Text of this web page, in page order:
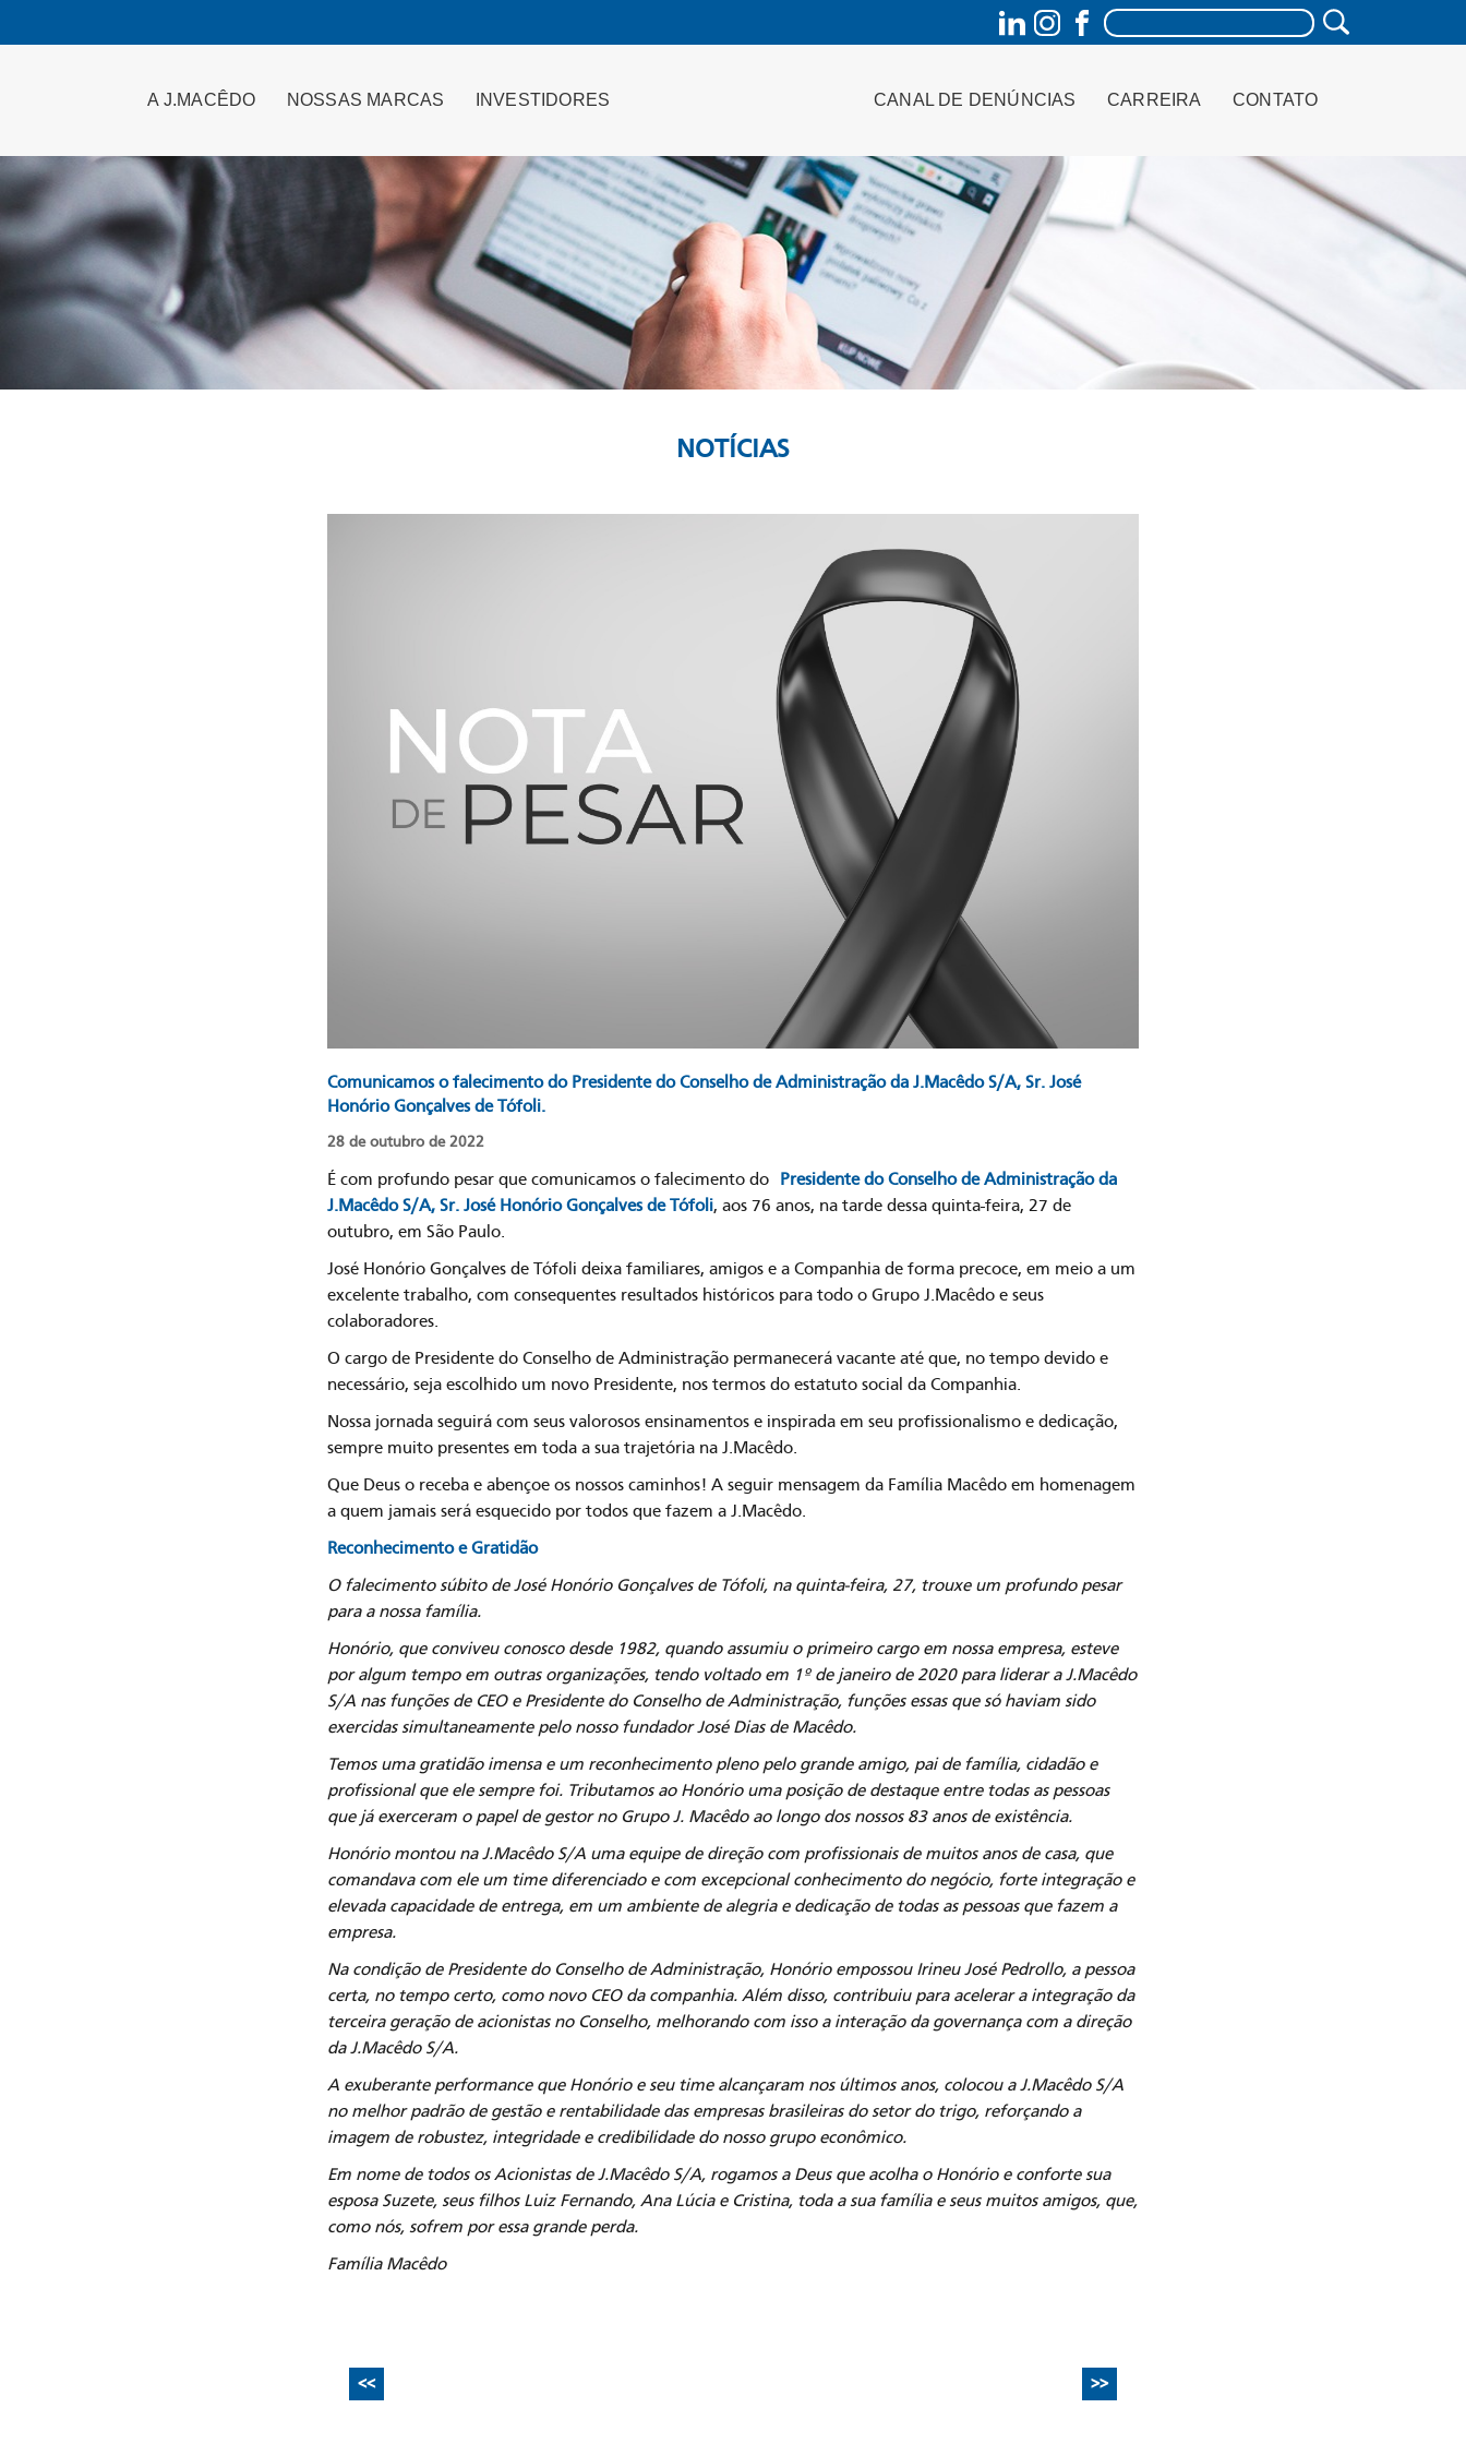
A J.MACÊDO NOSSAS MARCAS INVESTIDORES CANAL DE DENÚNCIAS CARREIRA CONTATO
NOTÍCIAS
Comunicamos o falecimento do Presidente do Conselho de Administração da J.Macêdo S/A, Sr. José
Honório Gonçalves de Tófoli.
28 de outubro de 2022
É com profundo pesar que comunicamos o falecimento do Presidente do Conselho de Administração da
J.Macêdo S/A, Sr. José Honório Gonçalves de Tófoli, aos 76 anos, na tarde dessa quinta-feira, 27 de
outubro, em São Paulo.
José Honório Gonçalves de Tófoli deixa familiares, amigos e a Companhia de forma precoce, em meio a um
excelente trabalho, com consequentes resultados históricos para todo o Grupo J.Macêdo e seus
colaboradores.
O cargo de Presidente do Conselho de Administração permanecerá vacante até que, no tempo devido e
necessário, seja escolhido um novo Presidente, nos termos do estatuto social da Companhia.
Nossa jornada seguirá com seus valorosos ensinamentos e inspirada em seu profissionalismo e dedicação,
sempre muito presentes em toda a sua trajetória na J.Macêdo.
Que Deus o receba e abençoe os nossos caminhos! A seguir mensagem da Família Macêdo em homenagem
a quem jamais será esquecido por todos que fazem a J.Macêdo.
Reconhecimento e Gratidão
O falecimento súbito de José Honório Gonçalves de Tófoli, na quinta-feira, 27, trouxe um profundo pesar
para a nossa família.
Honório, que conviveu conosco desde 1982, quando assumiu o primeiro cargo em nossa empresa, esteve
por algum tempo em outras organizações, tendo voltado em 1º de janeiro de 2020 para liderar a J.Macêdo
S/A nas funções de CEO e Presidente do Conselho de Administração, funções essas que só haviam sido
exercidas simultaneamente pelo nosso fundador José Dias de Macêdo.
Temos uma gratidão imensa e um reconhecimento pleno pelo grande amigo, pai de família, cidadão e
profissional que ele sempre foi. Tributamos ao Honório uma posição de destaque entre todas as pessoas
que já exerceram o papel de gestor no Grupo J. Macêdo ao longo dos nossos 83 anos de existência.
Honório montou na J.Macêdo S/A uma equipe de direção com profissionais de muitos anos de casa, que
comandava com ele um time diferenciado e com excepcional conhecimento do negócio, forte integração e
elevada capacidade de entrega, em um ambiente de alegria e dedicação de todas as pessoas que fazem a
empresa.
Na condição de Presidente do Conselho de Administração, Honório empossou Irineu José Pedrollo, a pessoa
certa, no tempo certo, como novo CEO da companhia. Além disso, contribuiu para acelerar a integração da
terceira geração de acionistas no Conselho, melhorando com isso a interação da governança com a direção
da J.Macêdo S/A.
A exuberante performance que Honório e seu time alcançaram nos últimos anos, colocou a J.Macêdo S/A
no melhor padrão de gestão e rentabilidade das empresas brasileiras do setor do trigo, reforçando a
imagem de robustez, integridade e credibilidade do nosso grupo econômico.
Em nome de todos os Acionistas de J.Macêdo S/A, rogamos a Deus que acolha o Honório e conforte sua
esposa Suzete, seus filhos Luiz Fernando, Ana Lúcia e Cristina, toda a sua família e seus muitos amigos, que,
como nós, sofrem por essa grande perda.
Família Macêdo
<< >>